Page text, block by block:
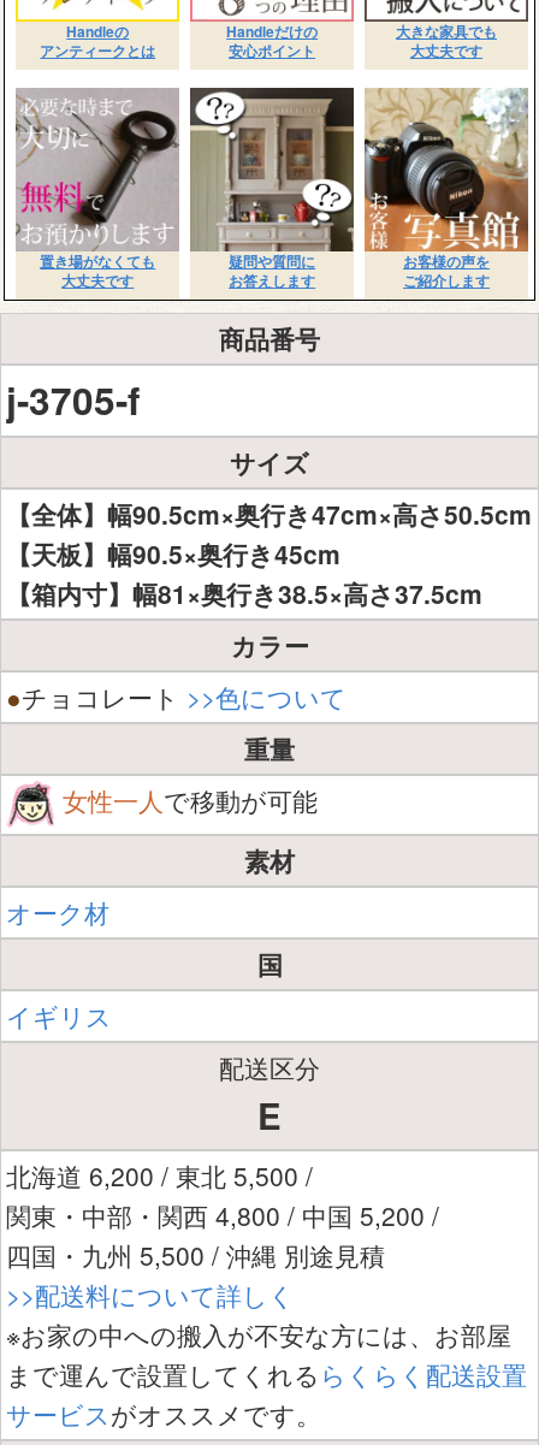
Handleの
アンティークとは
Handleだけの
安心ポイント
大きな家具でも
大丈夫です
置き場がなくても
大丈夫です
疑問や質問に
お答えします
お客様の声を
ご紹介します
商品番号
j-3705-f
サイズ
【全体】幅90.5cm×奥行き47cm×高さ50.5cm
【天板】幅90.5×奥行き45cm
【箱内寸】幅81×奥行き38.5×高さ37.5cm
カラー
●チョコレート >>色について
重量
女性一人で移動が可能
素材
オーク材
国
イギリス
配送区分
E
北海道 6,200 / 東北 5,500 /
関東・中部・関西 4,800 / 中国 5,200 /
四国・九州 5,500 / 沖縄 別途見積
>>配送料について詳しく
※お家の中への搬入が不安な方には、お部屋
まで運んで設置してくれる らくらく配送設置
サービスがオススメです。